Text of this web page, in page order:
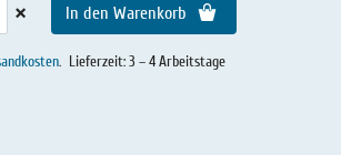
× In den Warenkorb
. Lieferzeit: 3 – 4 Arbeitstage